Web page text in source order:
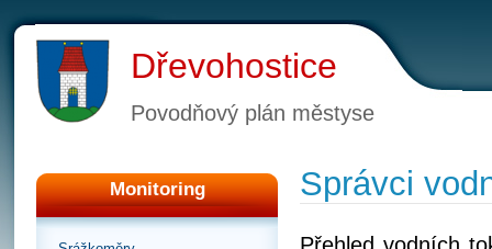
Dřevohostice
Povodňový plán městyse
Monitoring Správci